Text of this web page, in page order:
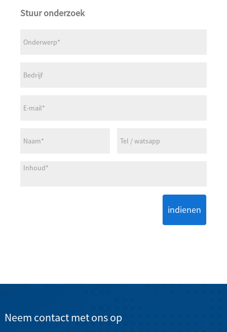
Stuur onderzoek
indienen
Neem contact met ons op